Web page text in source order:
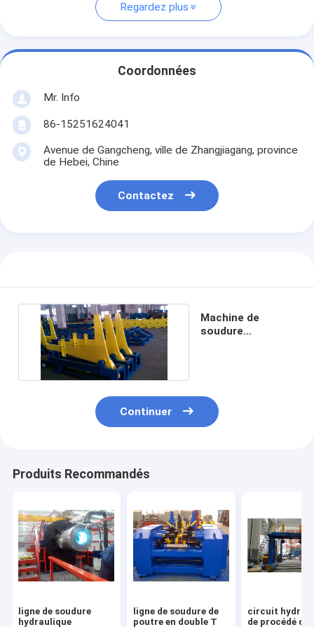
Regardez plus
Coordonnées
Mr. Info
86-15251624041
Avenue de Gangcheng, ville de Zhangjiagang, province
de Hebei, Chine
Contactez
Machine de
soudure
Continuer
Produits Recommandés
ligne de soudure
hydraulique
ligne de soudure de
poutre en double T
circuit
de procédé de